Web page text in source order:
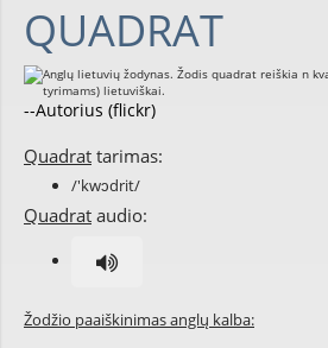
QUADRAT
--Autorius (flickr)
Quadrat tarimas:
/'kwɔdrit/
Quadrat audio:
Žodžio paaiškinimas anglų kalba: